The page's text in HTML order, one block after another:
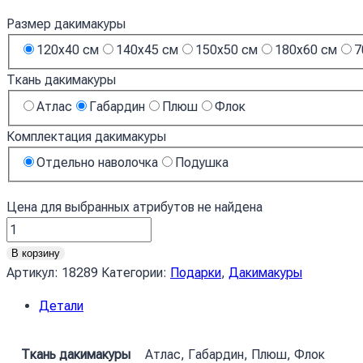
Размер дакимакуры
120х40 см
140х45 см 150х50 см 180х60 см
Ткань дакимакуры
Атлас
Габардин Плюш
Флок
Комплектация дакимакуры
Отдельно наволочка
Подушка
Цена для выбранных атрибутов не найдена
Количество
товара
Модний
Бравл
Fashionable
В корзину
Артикул: 18289 Категории: Подарки, Дакимакуры
Детали
Ткань дакимакуры Атлас, Габардин, Плюш, Флок